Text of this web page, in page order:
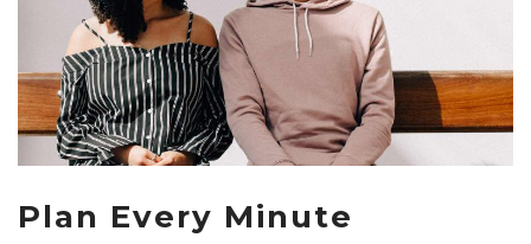
Plan Every Minute